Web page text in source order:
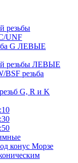
резьбы
UNF
G ЛЕВЫЕ
резьбы ЛЕВЫЕ
резьба
G, R и K
конус Морзе